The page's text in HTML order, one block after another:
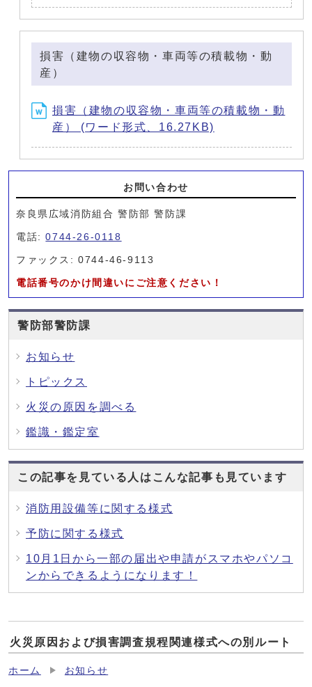
損害（建物の収容物・車両等の積載物・動
産）
損害（建物の収容物・車両等の積載物・動
産） (ワード形式、16.27KB)
お問い合わせ
奈良県広域消防組合 警防部 警防課
電話:0744-26-0118
ファックス: 0744-46-9113
電話番号のかけ間違いにご注意ください！
警防部警防課
お知らせ
トピックス
火災の原因を調べる
鑑識・鑑定室
この記事を見ている人はこんな記事も見ています
消防用設備等に関する様式
予防に関する様式
10月1日から一部の届出や申請がスマホやパソコ
ンからできるようになります！
火災原因および損害調査規程関連様式への別ルート
ホーム お知らせ